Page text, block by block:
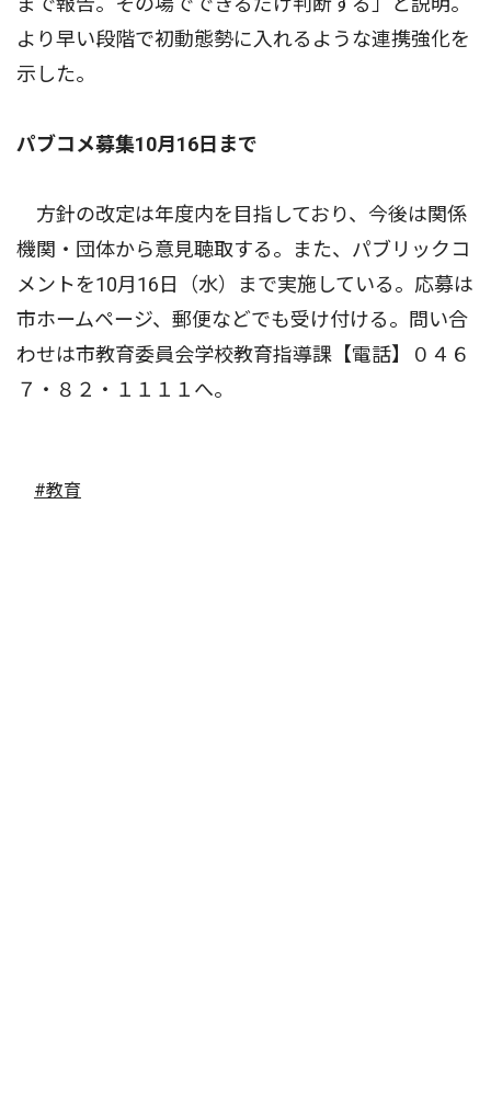
より早い段階で初動態勢に入れるような連携強化を
示した。
パブコメ募集10月16日まで
方針の改定は年度内を目指しており、今後は関係
機関・団体から意見聴取する。また、パブリックコ
メントを10月16日（水）まで実施している。応募は
市ホームページ、郵便などでも受け付ける。問い合
わせは市教育委員会学校教育指導課【電話】０４６
７・８２・１１１１へ。
#教育